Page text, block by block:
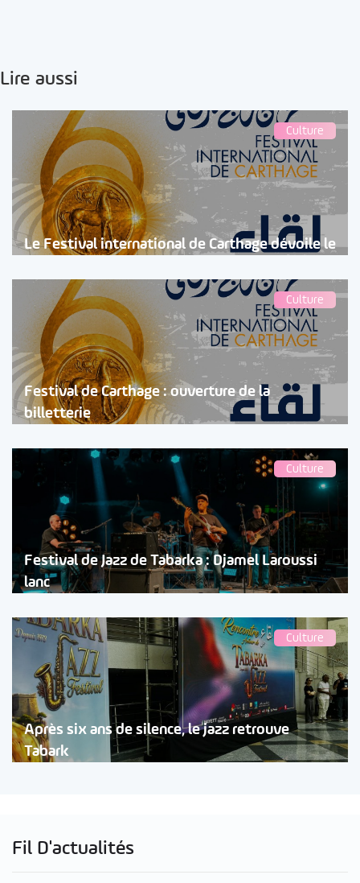
Lire aussi
Culture
Le Festival international de Carthage dévoile le
Culture
Festival de Carthage : ouverture de la
billetterie
Culture
Festival de Jazz de Tabarka : Djamel Laroussi
lanc
Culture
Après six ans de silence, le jazz retrouve
Tabark
Fil D'actualités